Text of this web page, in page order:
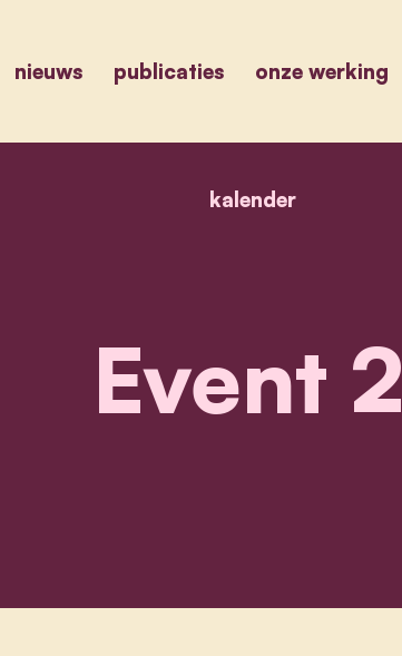
nieuws publicaties onze werking
home
kalenderevent 2
Event 2